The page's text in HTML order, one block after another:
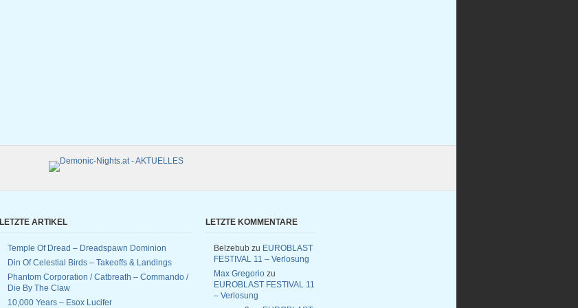
LETZTE ARTIKEL
Temple Of Dread – Dreadspawn Dominion
Din Of Celestial Birds – Takeoffs & Landings
Phantom Corporation / Catbreath – Commando /
Die By The Claw
10,000 Years – Esox Lucifer
LETZTE KOMMENTARE
Belzebub zu EUROBLAST
FESTIVAL 11 – Verlosung
Max Gregorio zu
EUROBLAST FESTIVAL 11
– Verlosung